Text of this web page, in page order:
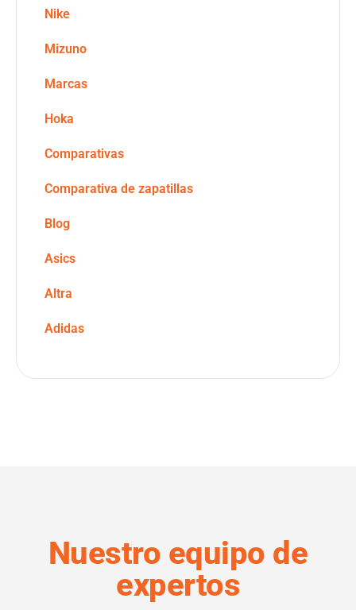
Nike
Mizuno
Marcas
Hoka
Comparativas
Comparativa de zapatillas
Blog
Asics
Altra
Adidas
Nuestro equipo de
expertos